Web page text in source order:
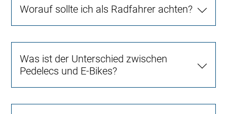
Worauf sollte ich als Radfahrer achten?
Was ist der Unterschied zwischen
Pedelecs und E-Bikes?